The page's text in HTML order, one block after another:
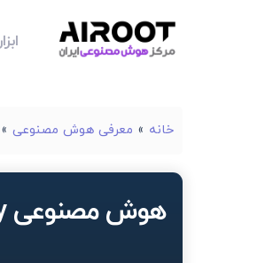
خانه » معرفی هوش مصنوعی »
هوش مصنوعی PopStory!!